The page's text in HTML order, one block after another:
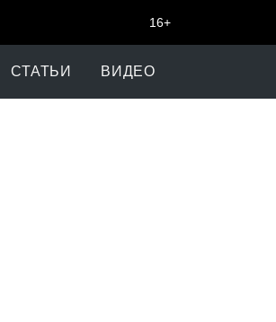
16+
СТАТЬИ ВИДЕО